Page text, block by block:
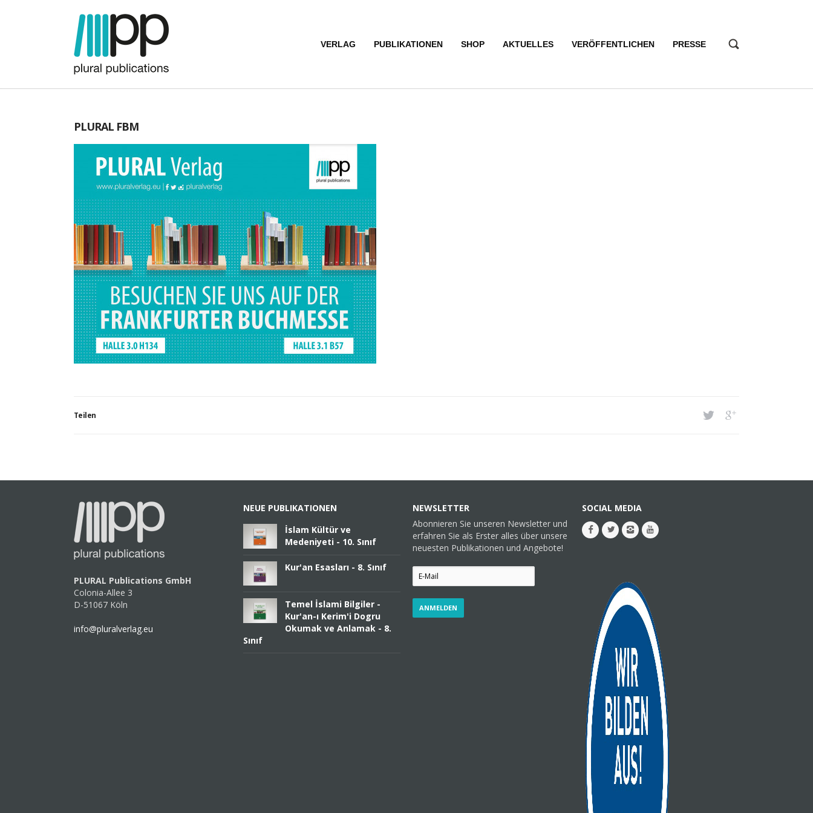
VERLAG PUBLIKATIONEN SHOP AKTUELLES VERÖFFENTLICHEN PRESSE
PLURAL FBM
Teilen
PLURAL Publications GmbH
Colonia-Allee 3
D-51067 Köln
info@pluralverlag.eu
NEUE PUBLIKATIONEN
İslam Kültür ve
Medeniyeti - 10. Sınıf
Kur'an Esasları - 8. Sınıf
Temel İslami Bilgiler -
Kur'an-ı Kerim'i Dogru
Okumak ve Anlamak - 8.
Sınıf
NEWSLETTER
Abonnieren Sie unseren Newsletter und
erfahren Sie als Erster alles über unsere
neuesten Publikationen und Angebote!
SOCIAL MEDIA